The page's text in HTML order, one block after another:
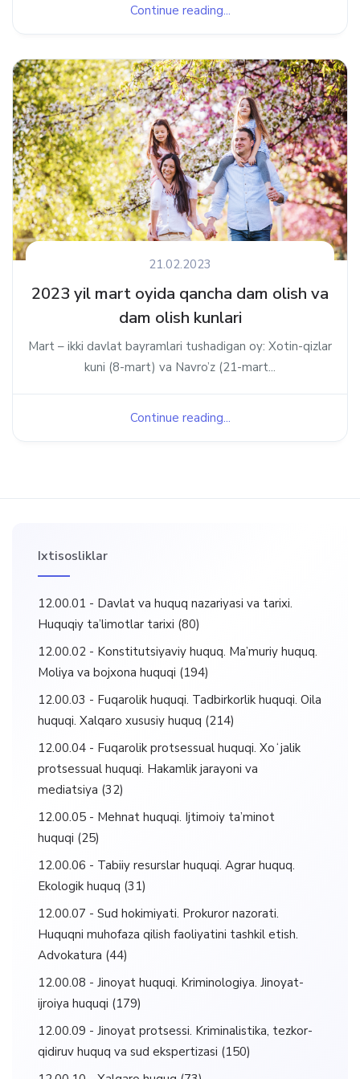
Continue reading...
21.02.2023
2023 yil mart oyida qancha dam olish va
dam olish kunlari
Mart – ikki davlat bayramlari tushadigan oy: Xotin-qizlar
kuni (8-mart) va Navro’z (21-mart...
Continue reading...
Ixtisosliklar
12.00.01 - Davlat va huquq nazariyasi va tarixi.
Huquqiy ta’limotlar tarixi (80)
12.00.02 - Konstitutsiyaviy huquq. Ma’muriy huquq.
Moliya va bojxona huquqi (194)
12.00.03 - Fuqarolik huquqi. Tadbirkorlik huquqi. Oila
huquqi. Xalqaro xususiy huquq (214)
12.00.04 - Fuqarolik protsessual huquqi. Xoʻjalik
protsessual huquqi. Hakamlik jarayoni va
mediatsiya (32)
12.00.05 - Mehnat huquqi. Ijtimoiy ta’minot
huquqi (25)
12.00.06 - Tabiiy resurslar huquqi. Agrar huquq.
Ekologik huquq (31)
12.00.07 - Sud hokimiyati. Prokuror nazorati.
Huquqni muhofaza qilish faoliyatini tashkil etish.
Advokatura (44)
12.00.08 - Jinoyat huquqi. Kriminologiya. Jinoyat-
ijroiya huquqi (179)
12.00.09 - Jinoyat protsessi. Kriminalistika, tezkor-
qidiruv huquq va sud ekspertizasi (150)